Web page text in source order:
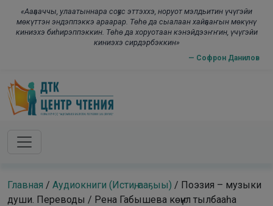
«Ааҕааччы, улаатыннара соҕус эттэххэ, норуот мэлдьитин үчүгэйи
мөкүттэн эндэппэккэ араарар. Төһө да сыалаан хайҕааҥын мөкүнү
киниэхэ биһирэппэккин. Төһө да хоруотаан кэнэйдээҥҥин, үчүгэйи
киниэхэ сирдэрбэккин»
— Софрон Данилов
Skip to main content
Главная / Аудиокниги (Истиҥ, ааҕыы) / Поэзия – музыки
души. Переводы / Рена Габышева көҥүл тылбааһа